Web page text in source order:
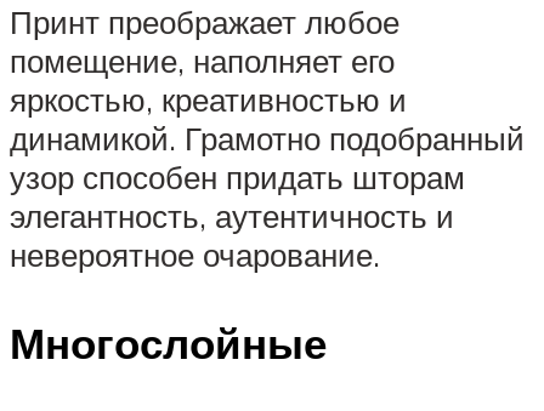
Принт преображает любое
помещение, наполняет его
яркостью, креативностью и
динамикой. Грамотно подобранный
узор способен придать шторам
элегантность, аутентичность и
невероятное очарование.
Многослойные